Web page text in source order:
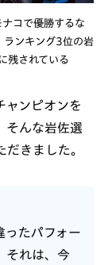
コで優勝するな
ランキング3位の岩
残されている
ンピオンを
そんな岩佐選
きました。
ったパフォー
それは、今